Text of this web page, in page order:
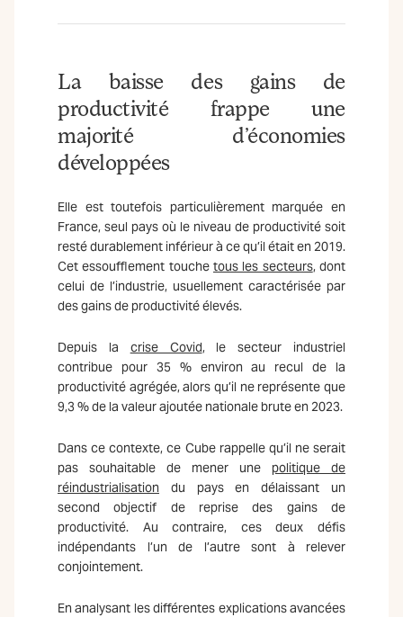
La baisse des gains de
productivité frappe une
majorité d’économies
développées
Elle est toutefois particulièrement marquée en
France, seul pays où le niveau de productivité soit
resté durablement inférieur à ce qu’il était en 2019.
Cet essoufflement touche tous les secteurs, dont
celui de l’industrie, usuellement caractérisée par
des gains de productivité élevés.
Depuis la crise Covid, le secteur industriel
contribue pour 35 % environ au recul de la
productivité agrégée, alors qu’il ne représente que
9,3 % de la valeur ajoutée nationale brute en 2023.
Dans ce contexte, ce Cube rappelle qu’il ne serait
pas souhaitable de mener une politique de
réindustrialisation du pays en délaissant un
second objectif de reprise des gains de
productivité. Au contraire, ces deux défis
indépendants l’un de l’autre sont à relever
conjointement.
En analysant les différentes explications avancées